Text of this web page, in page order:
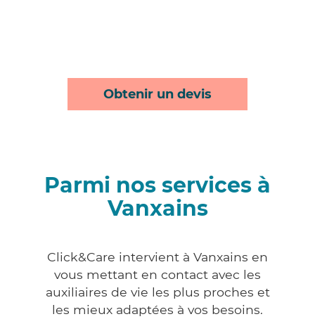
Obtenir un devis
Parmi nos services à
Vanxains
Click&Care intervient à Vanxains en
vous mettant en contact avec les
auxiliaires de vie les plus proches et
les mieux adaptées à vos besoins.